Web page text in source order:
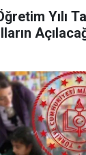
Yılı